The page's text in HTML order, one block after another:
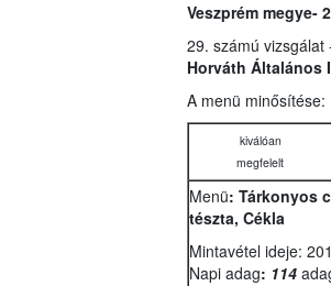
Veszprém megye-
29. számú
Horváth Általános
A menü minősítése:
kiválóan
megfelelt
Menü: Tárkonyos
tészta, Cékla
Mintavétel ideje:
Napi adag: 114